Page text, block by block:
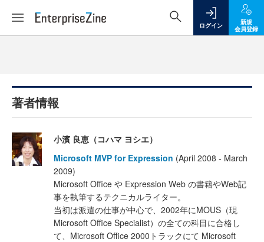
ログイン
新規
会員登録
著者情報
小濱 良恵（コハマ ヨシエ）
Microsoft MVP for Expression (April 2008 - March
2009)
Microsoft Office や Expression Web の書籍やWeb記
事を執筆するテクニカルライター。
当初は派遣の仕事が中心で、2002年にMOUS（現
Microsoft Office Specialist）の全ての科目に合格し
て、Microsoft Office 2000トラックにて Microsoft